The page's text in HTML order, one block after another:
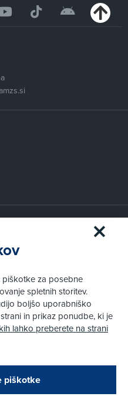
Zapri
€!
člani, ki boste v AMZS
za posebne
spletnih storitev.
boljšo uporabniško
in prikaz ponudbe, ki je
lahko preberete na strani
piškotke